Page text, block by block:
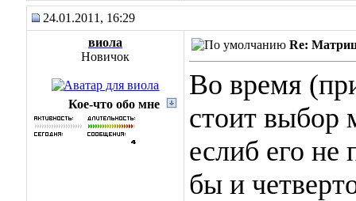
24.01.2011, 16:29
виола
Новичок
Кое-что обо мне
Re:
Во время
стоит
еслиб его
бы и